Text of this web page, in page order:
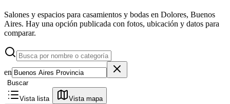
Salones y espacios para casamientos y bodas en Dolores, Buenos
Aires. Hay una opción publicada con fotos, ubicación y datos para
comparar.
en
Buscar
Vista lista Vista mapa